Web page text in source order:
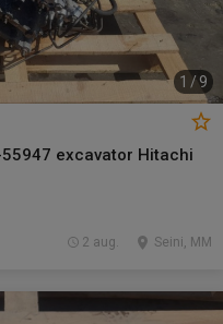
1 / 9
excavator Hitachi
Seini, MM
2 aug.